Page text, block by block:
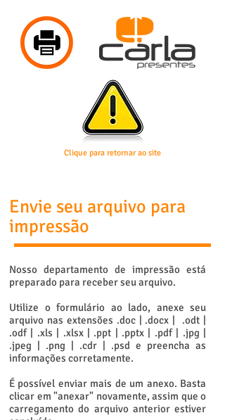
Clique para retornar ao site
Envie seu arquivo para
impressão
Nosso departamento de impressão está
preparado para receber seu arquivo.
Utilize o formulário ao lado, anexe seu
arquivo nas extensões .doc | .docx | .odt |
.odf | .xls | .xlsx | .ppt | .pptx | .pdf | .jpg |
.jpeg | .png | .cdr | .psd e preencha as
informações corretamente.
É possível enviar mais de um anexo. Basta
clicar em "anexar" novamente, assim que o
carregamento do arquivo anterior estiver